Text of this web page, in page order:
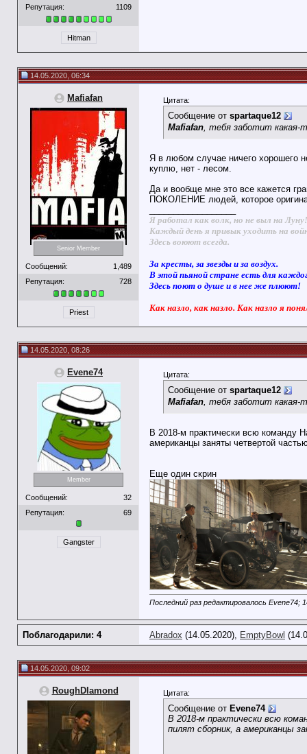
Репутация:
1109
Hitman
14.05.2020, 06:34
Mafiafan
Senior Member
Сообщений:
1,489
Репутация:
728
Priest
Цитата:
Сообщение от spartaque12
Mafiafan , тебя заботит
Я в любом случае ничего хорошего
куплю, нет - лесом.
Да и вообще мне это все кажется
ПОКОЛЕНИЕ людей, которое
Я работал как волк, но не выл на Луну!
Каждый день я привык уходить на
Здесь воюют всегда.
За кресты, за звезды и за воздух.
В этой пьяной стране есть для
Здесь поют о душе и в нее же плюют!
Как назло, как назло. Как назло я
14.05.2020, 08:26
Evene74
Member
Сообщений:
32
Репутация:
69
Gangster
Цитата:
Сообщение от spartaque12
Mafiafan , тебя заботит
В 2018-м практически всю команду
американцы заняты четвертой
Еще один скрин
Последний раз редактировалось Evene74;
Поблагодарили: 4 Abradox (14.05.2020), EmptyBowl
14.05.2020, 09:02
RoughDIamond Цитата:
Сообщение от Evene74
В 2018-м практически всю
пилят сборник, а американцы